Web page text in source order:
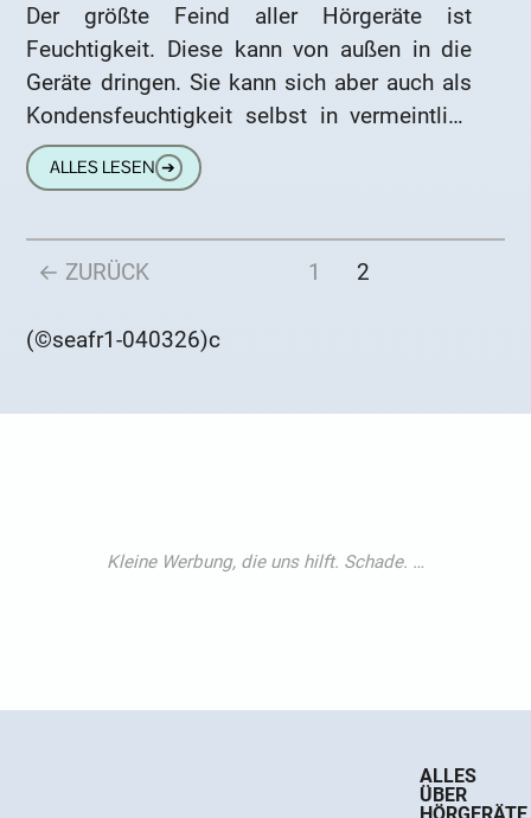
Der größte Feind aller Hörgeräte ist
Feuchtigkeit. Diese kann von außen in die
Geräte dringen. Sie kann sich aber auch als
Kondensfeuchtigkeit selbst in vermeintlich
wasserdichten Geräten bilden. Deshalb ist
ALLES LESEN ➔
← ZURÜCK 1 2
(©seafr1-040326)c
ALLES
ÜBER